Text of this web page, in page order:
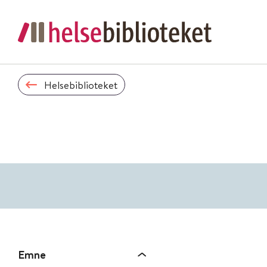
Helsebiblioteket
Emne